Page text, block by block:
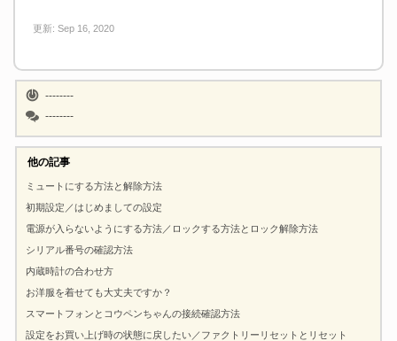
更新: Sep 16, 2020
--------
--------
他の記事
ミュートにする方法と解除方法
初期設定／はじめましての設定
電源が入らないようにする方法／ロックする方法とロック解除方法
シリアル番号の確認方法
内蔵時計の合わせ方
お洋服を着せても大丈夫ですか？
スマートフォンとコウペンちゃんの接続確認方法
設定をお買い上げ時の状態に戻したい／ファクトリーリセットとリセット